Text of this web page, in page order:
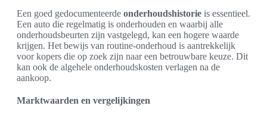
Een goed gedocumenteerde onderhoudshistorie is essentieel.
Een auto die regelmatig is onderhouden en waarbij alle
onderhoudsbeurten zijn vastgelegd, kan een hogere waarde
krijgen. Het bewijs van routine-onderhoud is aantrekkelijk
voor kopers die op zoek zijn naar een betrouwbare keuze. Dit
kan ook de algehele onderhoudskosten verlagen na de
aankoop.
Marktwaarden en vergelijkingen